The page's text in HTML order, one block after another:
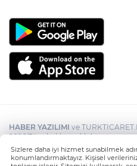
HABER YAZILIMI ve
2026 Tüm hakları saklıdır.
Sizlere daha iyi hizmet sunabilmek
konumlandırmaktayız. Kişisel